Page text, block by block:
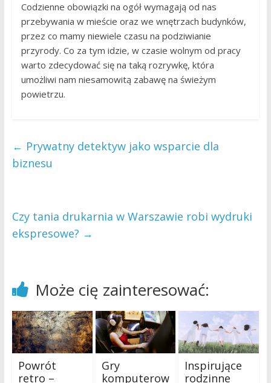
Codzienne obowiązki na ogół wymagają od nas
przebywania w mieście oraz we wnętrzach budynków,
przez co mamy niewiele czasu na podziwianie
przyrody. Co za tym idzie, w czasie wolnym od pracy
warto zdecydować się na taką rozrywkę, która
umożliwi nam niesamowitą zabawę na świeżym
powietrzu.
← Prywatny detektyw jako wsparcie dla
biznesu
Czy tania drukarnia w Warszawie robi wydruki
ekspresowe? →
Może cię zainteresować:
Powrót
retro –
Gry
komputerow
Inspirujące
rodzinne